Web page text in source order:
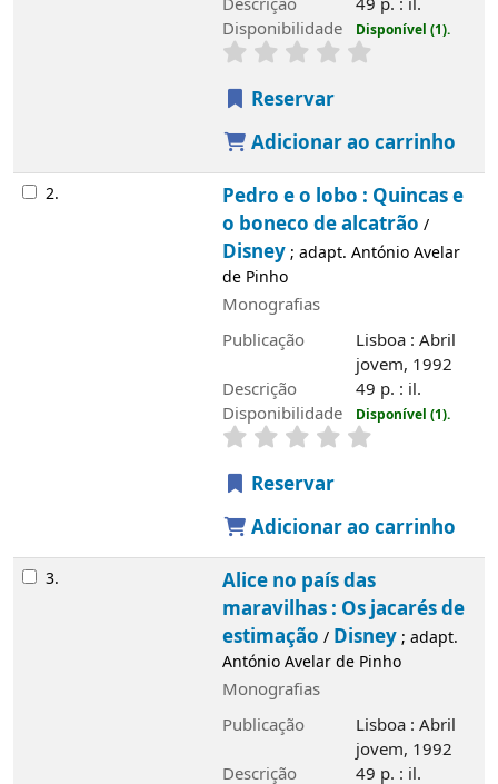
Reservar
Adicionar ao carrinho
Pedro e o lobo : Quincas e o boneco de
alcatrão/Disney; adapt. António Avelar de
Lisboa : Abril jovem, 1992
49 p. : il.
Disponibilidade
Disponível (1).
Reservar
Adicionar ao carrinho
Alice no país das maravilhas : Os
António Avelar de Pinho
Monografias
Lisboa : Abril jovem, 1992
49 p. : il.
Disponibilidade
Disponível (2).